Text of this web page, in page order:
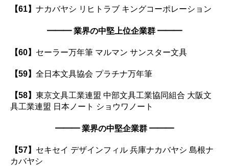
【61】 ナカバヤシ リヒトラブ キングコーポレーション
━━━業界の中堅上位企業群 ━━━
【60】 セーラー万年筆 マルマン サンスター文具
【59】 全日本文具協会 プラチナ万年筆
【58】 東京文具工業連盟 中部文具工業協同組合 大阪文
具工業連盟 日本ノート ショウワノート
━━━ 業界の中堅企業群 ━━━
【57】 セキセイ デザインフィル 兵庫ナカバヤシ 島根ナ
カバヤシ